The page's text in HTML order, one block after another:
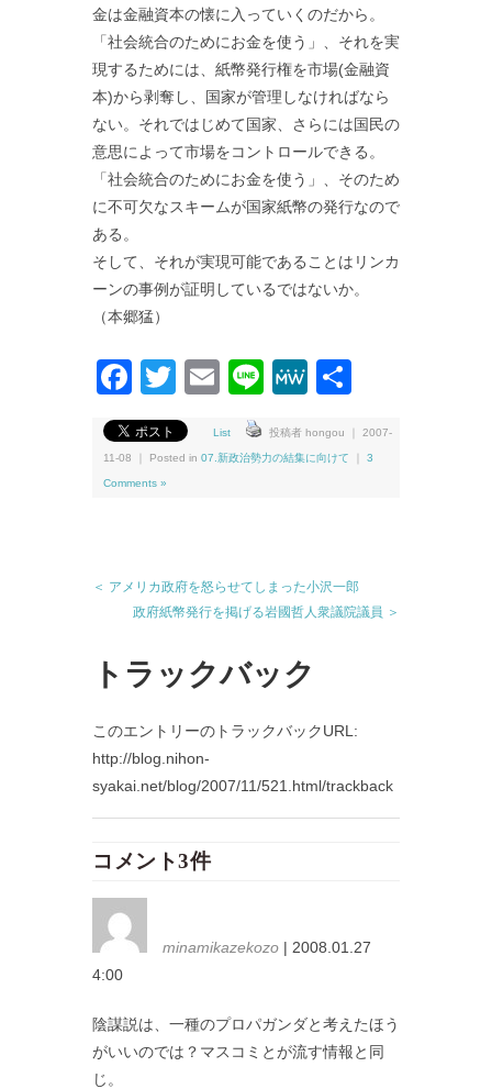
金は金融資本の懐に入っていくのだから。
「社会統合のためにお金を使う」、それを実
現するためには、紙幣発行権を市場(金融資
本)から剥奪し、国家が管理しなければなら
ない。それではじめて国家、さらには国民の
意思によって市場をコントロールできる。
「社会統合のためにお金を使う」、そのため
に不可欠なスキームが国家紙幣の発行なので
ある。
そして、それが実現可能であることはリンカ
ーンの事例が証明しているではないか。
（本郷猛）
Facebook
Twitter
EmailLineMeWe
List 投稿者 hongou ｜ 2007-
11-08 ｜ Posted in 07.新政治勢力の結集に向けて 3
Comments »
＜ アメリカ政府を怒らせてしまった小沢一郎
政府紙幣発行を掲げる岩國哲人衆議院議員 ＞
トラックバック
このエントリーのトラックバックURL:
http://blog.nihon-
syakai.net/blog/2007/11/521.html/trackback
コメント3件
minamikazekozo | 2008.01.27
4:00
陰謀説は、一種のプロパガンダと考えたほう
がいいのでは？マスコミとが流す情報と同
じ。